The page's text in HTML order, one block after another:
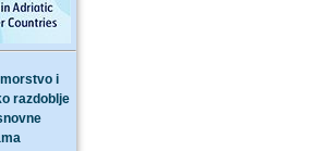
i
razdoblje